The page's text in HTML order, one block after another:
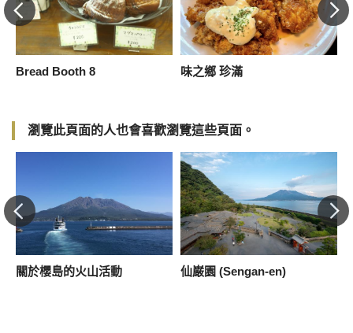
Bread Booth 8 味之鄉 珍滿
瀏覽此頁面的人也會喜歡瀏覽這些頁面。
關於櫻島的火山活動 仙巌園 (Sengan-en)